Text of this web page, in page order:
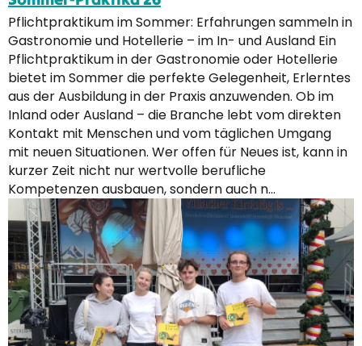
Pflichtpraktikum im Sommer: Erfahrungen sammeln in
Gastronomie und Hotellerie – im In- und Ausland Ein
Pflichtpraktikum in der Gastronomie oder Hotellerie
bietet im Sommer die perfekte Gelegenheit, Erlerntes
aus der Ausbildung in der Praxis anzuwenden. Ob im
Inland oder Ausland – die Branche lebt vom direkten
Kontakt mit Menschen und vom täglichen Umgang
mit neuen Situationen. Wer offen für Neues ist, kann in
kurzer Zeit nicht nur wertvolle berufliche
Kompetenzen ausbauen, sondern auch n…